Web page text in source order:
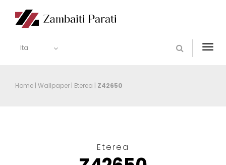
Ita
Home | Wallpaper | Eterea | Z42650
Eterea